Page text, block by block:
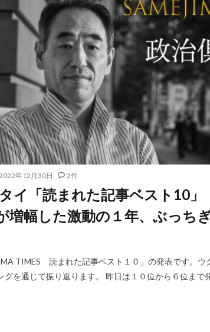
年12月30日 2件
イ「読まれた記事ベスト10」
増幅した激動の１年、ぶっち
TIMES 読まれた記事ベスト１０」の発表です。
グを通じて振り返ります。 昨日は１０位から６位まで